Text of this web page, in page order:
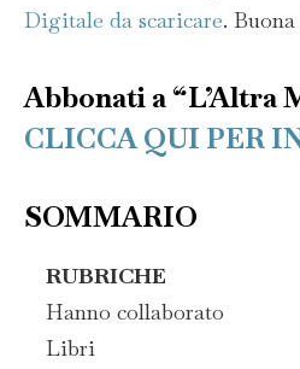
Digitale da scaricare.
Abbonati a “L’Altra
CLICCA QUI PER
SOMMARIO
RUBRICHE
Hanno collaborato
Libri